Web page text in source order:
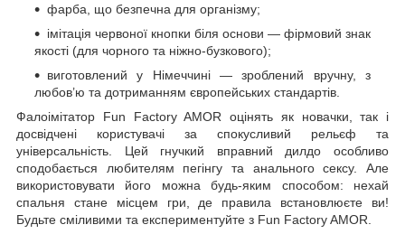
фарба, що безпечна для організму;
імітація червоної кнопки біля основи — фірмовий знак
якості (для чорного та ніжно-бузкового);
виготовлений у Німеччині — зроблений вручну, з
любов’ю та дотриманням європейських стандартів.
Фалоімітатор Fun Factory AMOR оцінять як новачки, так і
досвідчені користувачі за спокусливий рельєф та
універсальність. Цей гнучкий вправний дилдо особливо
сподобається любителям пегінгу та анального сексу. Але
використовувати його можна будь-яким способом: нехай
спальня стане місцем гри, де правила встановлюєте ви!
Будьте сміливими та експериментуйте з Fun Factory AMOR.